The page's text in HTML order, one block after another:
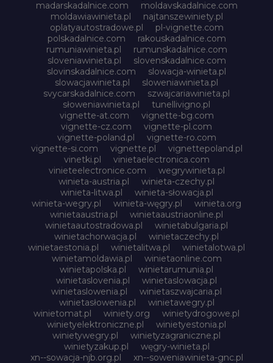
madarskadalnice.com
moldavskadalnice.com
moldawiawinieta.pl
najtanszewiniety.pl
oplatyautostradowe.pl
pl-vignette.com
polskadalnice.com
rakouskadalnice.com
rumuniawinieta.pl
rumunskadalnice.com
sloveniawinieta.pl
slovenskadalnice.com
slovinskadalnice.com
slowacja-winieta.pl
slowacjawinieta.pl
sloweniawinieta.pl
svycarskadalnice.com
szwajcariawinieta.pl
słoweniawinieta.pl
tunellivigno.pl
vignette-at.com
vignette-bg.com
vignette-cz.com
vignette-pl.com
vignette-poland.pl
vignette-ro.com
vignette-si.com
vignette.pl
vignettepoland.pl
vinetki.pl
vinietaelectronica.com
vinieteelectronice.com
wegrywinieta.pl
winieta-austria.pl
winieta-czechy.pl
winieta-litwa.pl
winieta-słowacja.pl
winieta-wegry.pl
winieta-węgry.pl
winieta.org
winietaaustria.pl
winietaaustriaonline.pl
winietaautostradowa.pl
winietabulgaria.pl
winietachorwacja.pl
winietaczechy.pl
winietaestonia.pl
winietalitwa.pl
winietalotwa.pl
winietamoldawia.pl
winietaonline.com
winietapolska.pl
winietarumunia.pl
winietaslovenia.pl
winietaslowacja.pl
winietaslowenia.pl
winietaszwajcaria.pl
winietasłowenia.pl
winietawegry.pl
winietomat.pl
winiety.org
winietydrogowe.pl
winietyelektroniczne.pl
winietyestonia.pl
winietywegry.pl
winietyzagraniczne.pl
winietyzakup.pl
węgry-winieta.pl
xn--sowacja-njb.org.pl
xn--soweniawinieta-gnc.pl